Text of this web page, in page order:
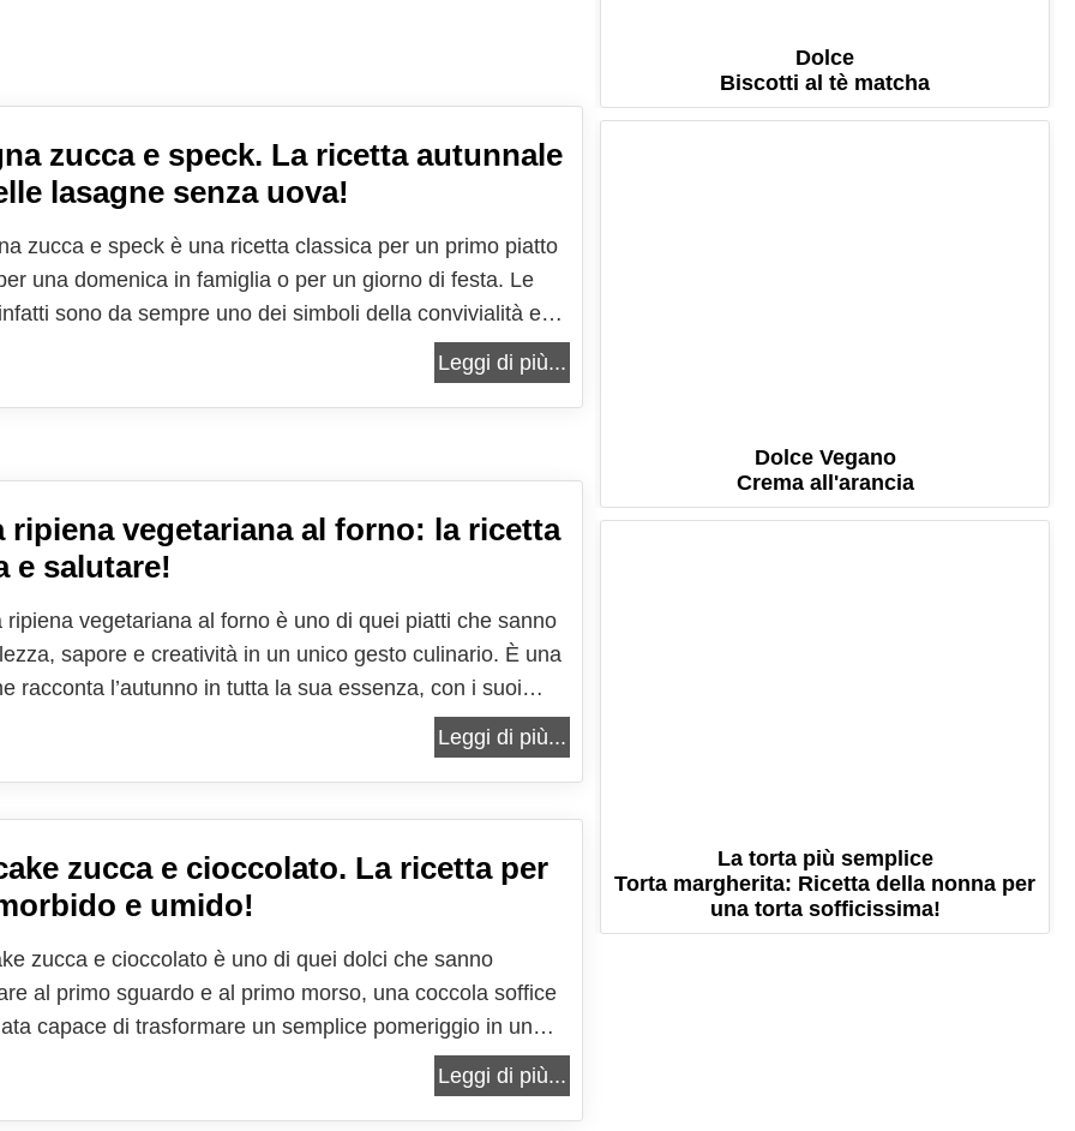
zucca e speck. La ricetta autunnale
lasagne senza uova!
zucca e speck è una ricetta classica per un primo piatto
una domenica in famiglia o per un giorno di festa. Le
sono da sempre uno dei simboli della convivialità e
in famiglia, e, nelle tante rivisitazioni che vedono
Leggi di più...
ripiena vegetariana al forno: la ricetta
e salutare!
ripiena vegetariana al forno è uno di quei piatti che sanno
sapore e creatività in un unico gesto culinario. È una
racconta l’autunno in tutta la sua essenza, con i suoi
i profumi avvolgenti e quella sensazione di comfort che
Leggi di più...
zucca e cioccolato. La ricetta per
e umido!
zucca e cioccolato è uno di quei dolci che sanno
al primo sguardo e al primo morso, una coccola soffice
capace di trasformare un semplice pomeriggio in un
speciale. Non è soltanto un dolce da forno, ma un
di sensazioni, profumi e ricordi che si fondono in un...
Leggi di più...
Dolce
Biscotti al tè matcha
Dolce Vegano
Crema all'arancia
La torta più semplice
Torta margherita: Ricetta della nonna per
una torta sofficissima!